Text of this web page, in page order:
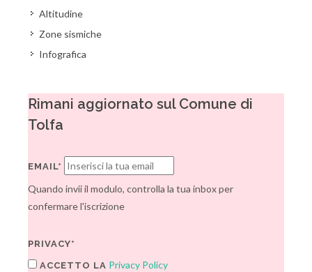
Altitudine
Zone sismiche
Infografica
Rimani aggiornato sul Comune di
Tolfa
EMAIL*
Quando invii il modulo, controlla la tua inbox per
confermare l'iscrizione
PRIVACY*
ACCETTO LA Privacy Policy